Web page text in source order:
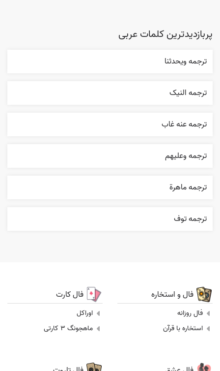
پربازدیدترین کلمات عربی
ترجمه ويحدثنا
ترجمه النیک
ترجمه عنه غاب
ترجمه وعليهم
ترجمه ماهرة
ترجمه توف
فال و استخاره
فال روزانه
استخاره با قرآن
فال کارت
اوراکل
ماهجونگ 3 کارتی